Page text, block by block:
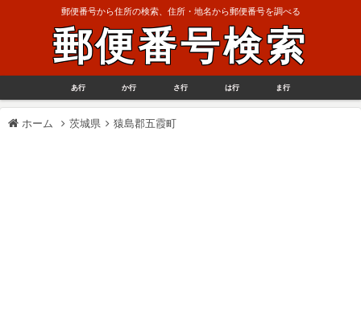
郵便番号から住所の検索、住所・地名から郵便番号を調べる
郵便番号検索
あ行 か行 さ行 は行 ま行
ホーム 茨城県 猿島郡五霞町